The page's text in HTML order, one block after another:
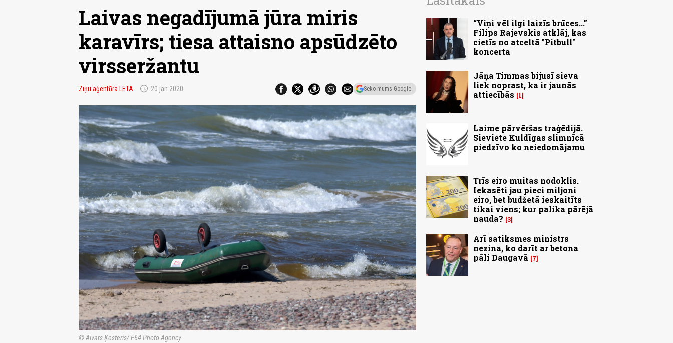
Laivas negadījumā jūra miris
karavīrs; tiesa attaisno apsūdzēto
virsseržantu
Ziņu aģentūra LETA schedule 20.jan 2020 Seko mums Google
© Aivars Ķesteris/ F64 Photo Agency
“Viņi vēl ilgi laizīs brūces...”
Filips Rajevskis atklāj, kas
cietīs no atceltā "Pitbull"
koncerta
Jāņa Timmas bijusī sieva
liek noprast, ka ir jaunās
attiecībās
1
Laime pārvēršas traģēdijā.
Sieviete Kuldīgas slimnīcā
piedzīvo ko neiedomājamu
Trīs eiro muitas nodoklis.
Iekasēti jau pieci miljoni
eiro, bet budžetā ieskaitīts
tikai viens; kur palika pārējā
nauda? 3
Arī satiksmes ministrs
nezina, ko darīt ar betona
pāli Daugavā
7